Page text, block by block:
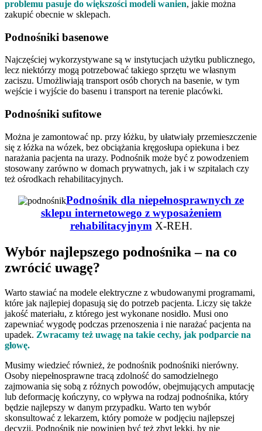
problemu pasuje do większości modeli wanien, jakie można
zakupić obecnie w sklepach.
Podnośniki basenowe
Najczęściej wykorzystywane są w instytucjach użytku publicznego,
lecz niektórzy mogą potrzebować takiego sprzętu we własnym
zaciszu. Umożliwiają transport osób chorych na basenie, w tym
wejście i wyjście do basenu i transport na terenie placówki.
Podnośniki sufitowe
Można je zamontować np. przy łóżku, by ułatwiały przemieszczenie
się z łóżka na wózek, bez obciążania kręgosłupa opiekuna i bez
narażania pacjenta na urazy. Podnośnik może być z powodzeniem
stosowany zarówno w domach prywatnych, jak i w szpitalach czy
też ośrodkach rehabilitacyjnych.
Podnośnik dla niepełnosprawnych ze
sklepu internetowego z wyposażeniem
rehabilitacyjnym X-REH.
Wybór najlepszego podnośnika – na co
zwrócić uwagę?
Warto stawiać na modele elektryczne z wbudowanymi programami,
które jak najlepiej dopasują się do potrzeb pacjenta. Liczy się także
jakość materiału, z którego jest wykonane nosidło. Musi ono
zapewniać wygodę podczas przenoszenia i nie narażać pacjenta na
upadek. Zwracamy też uwagę na takie cechy, jak podparcie na
głowę.
Musimy wiedzieć również, że podnośnik podnośniki nierówny.
Osoby niepełnosprawne tracą zdolność do samodzielnego
zajmowania się sobą z różnych powodów, obejmujących amputację
lub deformację kończyny, co wpływa na rodzaj podnośnika, który
będzie najlepszy w danym przypadku. Warto ten wybór
skonsultować z lekarzem, który pomoże w podjęciu najlepszej
decyzji. Podnośnik nie powinien być też zbyt lekki, by nie